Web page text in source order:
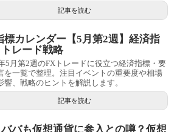
記事を読む
標カレンダー【5月第2週】経済指
レード戦略
5月第2週のFXトレードに役立つ経済指標・要
を一覧で整理。注目イベントの重要度や相場
響、戦略のヒントを解説します。
記事を読む
バも仮想通貨に参入との噂？仮想